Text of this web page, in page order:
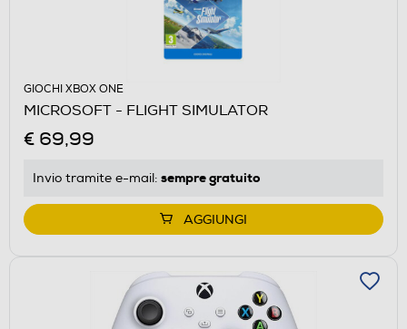
GIOCHI XBOX ONE
MICROSOFT - FLIGHT SIMULATOR
€ 69,99
Invio tramite e-mail: sempre gratuito
AGGIUNGI